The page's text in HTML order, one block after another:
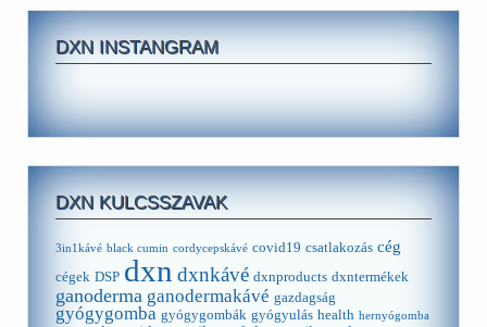
DXN INSTANGRAM
DXN KULCSSZAVAK
3in1kávé black cumin cordycepskávé covid19 csatlakozás cég
cégek DSP dxn dxnkávé dxnproducts dxntermékek
ganoderma ganodermakávé gazdagság
gyógygomba gyógygombák gyógyulás health hernyógomba